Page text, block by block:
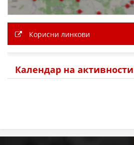
Корисни линкови
Календар на активности